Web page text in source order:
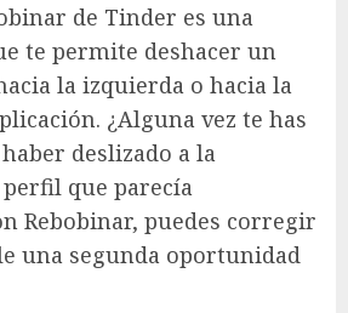
de Tinder es una
te permite deshacer un
la izquierda o hacia la
¿Alguna vez te has
deslizado a la
que parecía
Rebobinar, puedes corregir
una segunda oportunidad